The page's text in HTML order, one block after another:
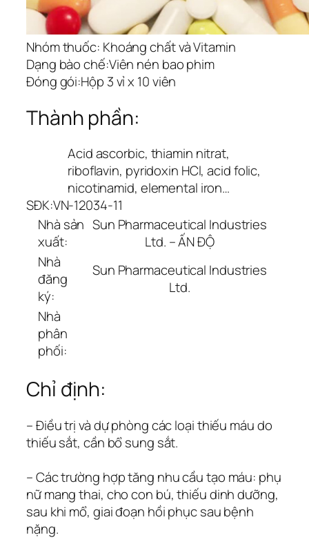
Nhóm thuốc: Khoáng chất và Vitamin
Dạng bào chế:Viên nén bao phim
Đóng gói:Hộp 3 vỉ x 10 viên
Thành phần:
Acid ascorbic, thiamin nitrat,
riboflavin, pyridoxin HCl, acid folic,
nicotinamid, elemental iron…
SĐK:VN-12034-11
Nhà sản
xuất:
Sun Pharmaceutical Industries
Ltd. – ẤN ĐỘ
Nhà
đăng
ký:
Sun Pharmaceutical Industries
Ltd.
Nhà
phân
phối:
Chỉ định:
– Điều trị và dự phòng các loại thiếu máu do
thiếu sắt, cần bổ sung sắt.
– Các trường hợp tăng nhu cầu tạo máu: phụ
nữ mang thai, cho con bú, thiếu dinh dưỡng,
sau khi mổ, giai đoạn hồi phục sau bệnh
nặng.